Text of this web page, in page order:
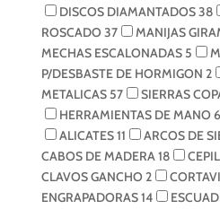
DISCOS DIAMANTADOS38
ROSCADO 37 MANIJAS
MECHAS ESCALONADAS 5
P/DESBASTE DE HORMIGON 2
METALICAS 57 SIERRAS
HERRAMIENTAS DE MANO
ALICATES11 ARCOS DE
CABOS DE MADERA18
CLAVOS GANCHO 2
ENGRAPADORAS14